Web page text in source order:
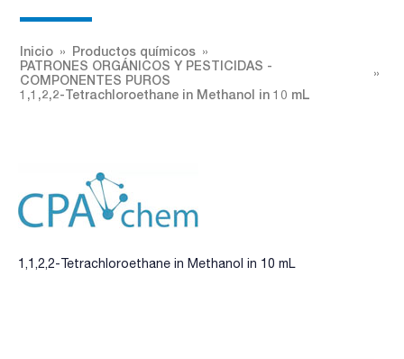
Inicio
Productos químicos
PATRONES ORGÁNICOS Y PESTICIDAS -
COMPONENTES PUROS
1,1,2,2-Tetrachloroethane in Methanol in 10 mL
1,1,2,2-Tetrachloroethane in Methanol in 10 mL